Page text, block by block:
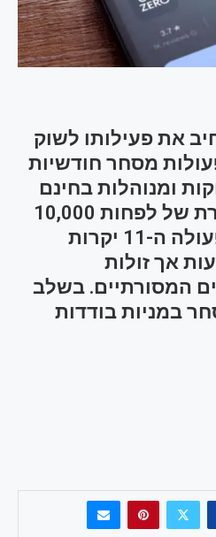
את פעילותו לשוק
ומציע 10 פעולות מסחר חודשיות
ומנוהלות בחינם
למי שמעביר משכורת של לפחות 10,000
שקל. העמלות מהפעולה ה-11 יקרות
אך זולות
המסורתיים. בשלב
במניות בודדות